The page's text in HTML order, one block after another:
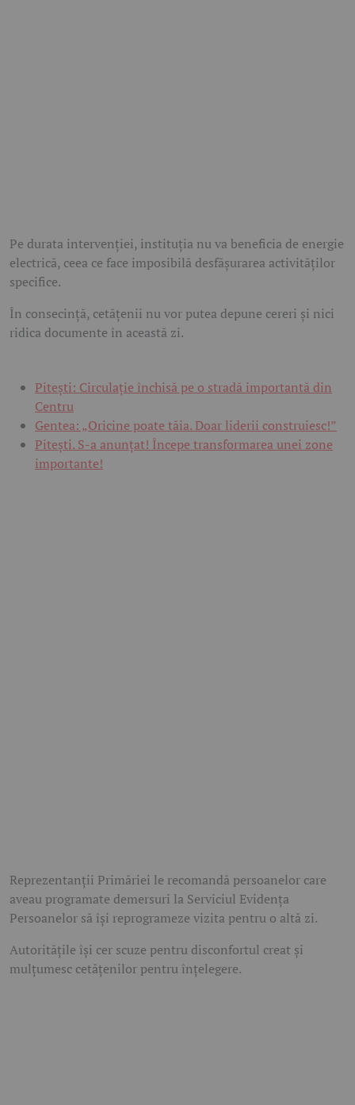
Pe durata intervenției, instituția nu va beneficia de energie
electrică, ceea ce face imposibilă desfășurarea activităților
specifice.
În consecință, cetățenii nu vor putea depune cereri și nici
ridica documente în această zi.
Pitești: Circulație închisă pe o stradă importantă din
Centru
Gentea: „Oricine poate tăia. Doar liderii construiesc!”
Pitești. S-a anunțat! Începe transformarea unei zone
importante!
Reprezentanții Primăriei le recomandă persoanelor care
aveau programate demersuri la Serviciul Evidența
Persoanelor să își reprogrameze vizita pentru o altă zi.
Autoritățile își cer scuze pentru disconfortul creat și
mulțumesc cetățenilor pentru înțelegere.